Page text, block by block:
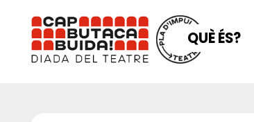
QUÈ ÉS?